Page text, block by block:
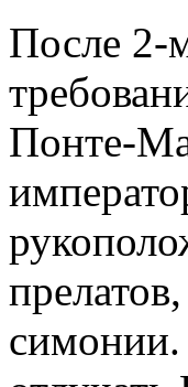
После 2-
Понте-
симонии.